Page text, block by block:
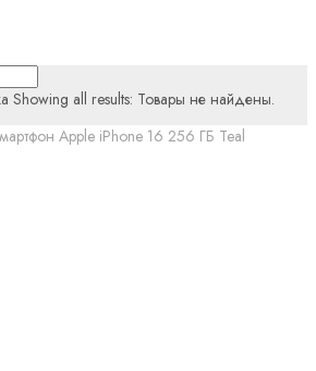
Showing all results: Товары не найдены.
Apple iPhone 16 256 ГБ Teal